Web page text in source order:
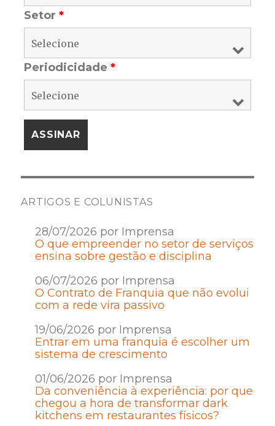
Setor*
Periodicidade*
ARTIGOS E COLUNISTAS
28/07/2026 por Imprensa
O que empreender no setor de serviços
ensina sobre gestão e disciplina
06/07/2026 por Imprensa
O Contrato de Franquia que não evolui
com a rede vira passivo
19/06/2026 por Imprensa
Entrar em uma franquia é escolher um
sistema de crescimento
01/06/2026 por Imprensa
Da conveniência à experiência: por que
chegou a hora de transformar dark
kitchens em restaurantes físicos?